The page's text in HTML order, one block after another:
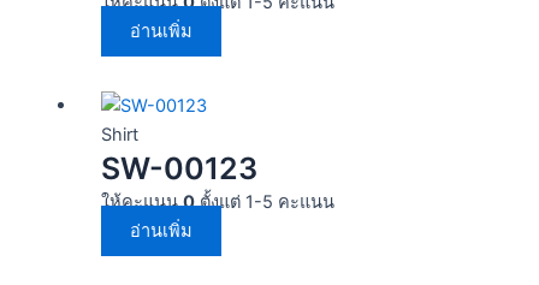
อ่านเพิ่ม
Shirt
SW-00123
ให้คะแนน0ตั้งแต่ 1-5 คะแนน
อ่านเพิ่ม